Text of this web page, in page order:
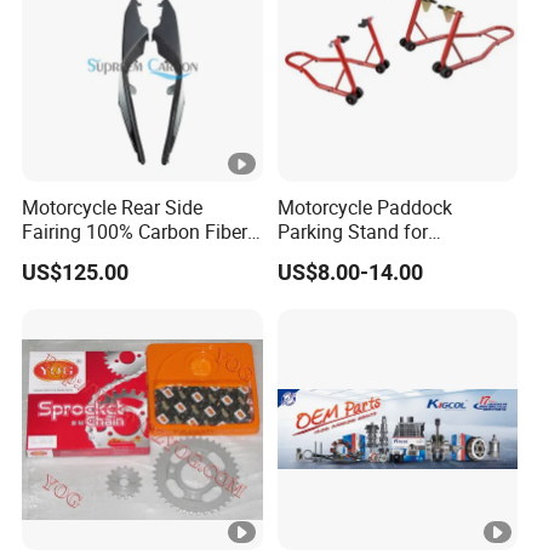
Motorcycle Rear Side
Fairing 100% Carbon Fiber
Motorcycle Parts
US$125.00
Motorcycle Paddock
Parking Stand for
Motorcycle Rear Wheel
Front Slides Stand Lift
US$8.00-14.00